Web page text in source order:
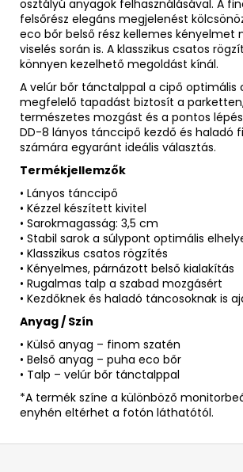
osztályú anyagok felhasználásával. A
felsőrész elegáns megjelenést
eco bőr belső rész kellemes kényelmet
viselés során is. A klasszikus csatos
könnyen kezelhető megoldást kínál.
A velúr bőr tánctalppal a cipő optimális
megfelelő tapadást biztosít a
természetes mozgást és a pontos
DD-8 lányos tánccipő kezdő és haladó
számára egyaránt ideális választás.
Termékjellemzők
• Lányos tánccipő
• Kézzel készített kivitel
• Sarokmagasság: 3,5 cm
• Stabil sarok a súlypont optimális
• Klasszikus csatos rögzítés
• Kényelmes, párnázott belső kialakítás
• Rugalmas talp a szabad mozgásért
• Kezdőknek és haladó táncosoknak is
Anyag / Szín
• Külső anyag – finom szatén
• Belső anyag – puha eco bőr
• Talp – velúr bőr tánctalppal
*A termék színe a különböző
enyhén eltérhet a fotón láthatótól.